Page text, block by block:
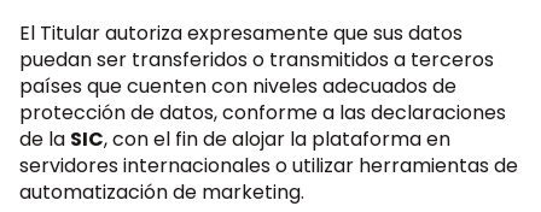
El Titular autoriza expresamente que sus datos
puedan ser transferidos o transmitidos a terceros
países que cuenten con niveles adecuados de
protección de datos, conforme a las declaraciones
de la SIC, con el fin de alojar la plataforma en
servidores internacionales o utilizar herramientas de
automatización de marketing.